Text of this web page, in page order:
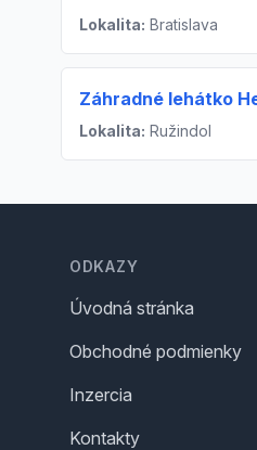
Lokalita: Bratislava
Záhradné lehátko
Lokalita: Ružindol
ODKAZY
Úvodná stránka
Obchodné podmienky
Inzercia
Kontakty